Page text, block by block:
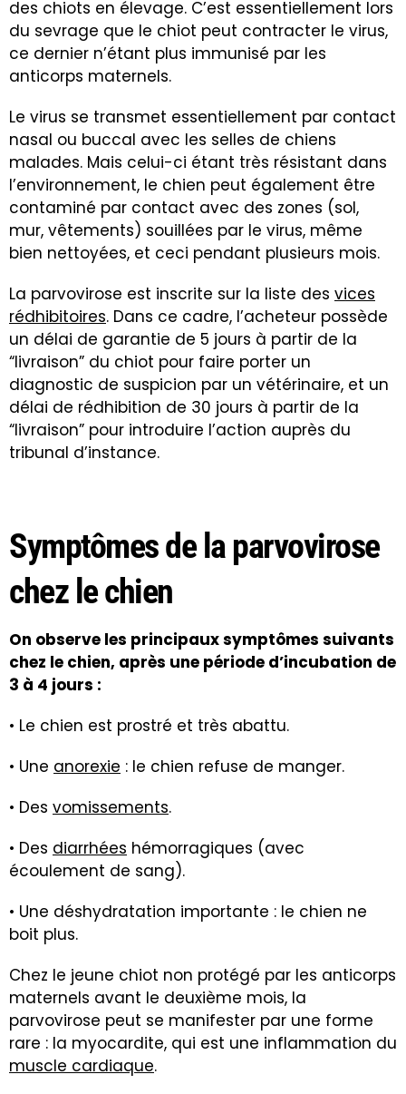
des chiots en élevage. C’est essentiellement lors
du sevrage que le chiot peut contracter le virus,
ce dernier n’étant plus immunisé par les
anticorps maternels.
Le virus se transmet essentiellement par contact
nasal ou buccal avec les selles de chiens
malades. Mais celui-ci étant très résistant dans
l’environnement, le chien peut également être
contaminé par contact avec des zones (sol,
mur, vêtements) souillées par le virus, même
bien nettoyées, et ceci pendant plusieurs mois.
La parvovirose est inscrite sur la liste des vices
rédhibitoires. Dans ce cadre, l’acheteur possède
un délai de garantie de 5 jours à partir de la
“livraison” du chiot pour faire porter un
diagnostic de suspicion par un vétérinaire, et un
délai de rédhibition de 30 jours à partir de la
“livraison” pour introduire l’action auprès du
tribunal d’instance.
Symptômes de la parvovirose
chez le chien
On observe les principaux symptômes suivants
chez le chien, après une période d’incubation de
3 à 4 jours :
• Le chien est prostré et très abattu.
• Une anorexie : le chien refuse de manger.
• Des vomissements.
• Des diarrhées hémorragiques (avec
écoulement de sang).
• Une déshydratation importante : le chien ne
boit plus.
Chez le jeune chiot non protégé par les anticorps
maternels avant le deuxième mois, la
parvovirose peut se manifester par une forme
rare : la myocardite, qui est une inflammation du
muscle cardiaque.